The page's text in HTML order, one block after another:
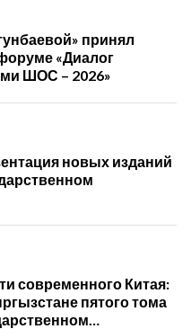
принял
«Диалог
ШОС – 2026»
новых изданий
современного Китая:
пятого тома